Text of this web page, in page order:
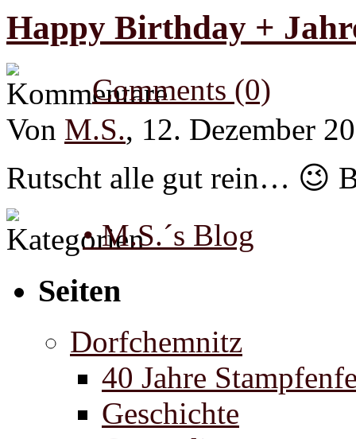
Happy Birthday +
Comments (0)
Von M.S., 12. Dezember
Rutscht alle gut rein… 😉
• M.S.´s Blog
Seiten
Dorfchemnitz
40 Jahre
Geschichte